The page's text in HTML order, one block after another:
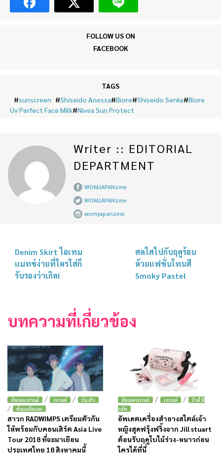
FOLLOW US ON
FACEBOOK
TAGS
#sunscreen #Shiseido Anessa#Biore#Shiseido Senka#Biore
Uv Perfect Face Milk#Nivea Sun Protect
Writer :: EDITORIAL
DEPARTMENT
WOMJAPANzine
WOMJAPANzine
womjapanzine
Denim Skirt ไอเทม
แมทช์ง่ายที่ใครใส่ก็
รับรองว่าเกิด!
สดใสไปกับฤดูร้อน
ด้วยแฟชั่นโทนสี
Smoky Pastel
บทความที่เกี่ยวข้อง
อัพเดตเทรนด์ / เทรนด์ / บันเทิง
/ ข้อมูลอัพเดต
สาวก RADWIMPS เตรียมตัวกัน
ให้พร้อมกับคอนเสิร์ต Asia Live
Tour 2018 ที่จะมาเยือน
ประเทศไทย 18 สิงหาคมนี้
อัพเดตเทรนด์ / เทรนด์ /
บิวตี้ พิ
กอัพ
อัพเดตเครื่องสำอางสไตล์เจ้า
หญิงสุดฟรุ้งฟริ้งจาก Jill stuart
ต้อนรับฤดูใบไม้ร่วง-หนาวก่อน
ใครได้ที่นี่